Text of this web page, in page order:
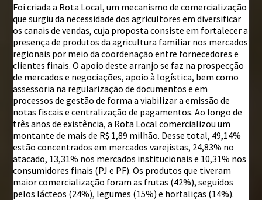
Foi criada a Rota Local, um mecanismo de comercialização
que surgiu da necessidade dos agricultores em diversificar
os canais de vendas, cuja proposta consiste em fortalecer a
presença de produtos da agricultura familiar nos mercados
regionais por meio da coordenação entre fornecedores e
clientes finais. O apoio deste arranjo se faz na prospecção
de mercados e negociações, apoio à logística, bem como
assessoria na regularização de documentos e em
processos de gestão de forma a viabilizar a emissão de
notas fiscais e centralização de pagamentos. Ao longo de
três anos de existência, a Rota Local comercializou um
montante de mais de R$ 1,89 milhão. Desse total, 49,14%
estão concentrados em mercados varejistas, 24,83% no
atacado, 13,31% nos mercados institucionais e 10,31% nos
consumidores finais (PJ e PF). Os produtos que tiveram
maior comercialização foram as frutas (42%), seguidos
pelos lácteos (24%), legumes (15%) e hortaliças (14%).